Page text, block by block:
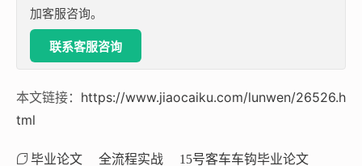
加客服咨询。
联系客服咨询
本文链接： https://www.jiaocaiku.com/lunwen/26526.h
tml
毕业论文 全流程实战 15号客车车钩毕业论文